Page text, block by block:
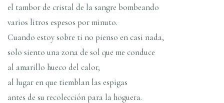
el tambor de cristal de la sangre bombeando
varios litros espesos por minuto.
Cuando estoy sobre ti no pienso en casi nada,
solo siento una zona de sol que me conduce
al amarillo hueco del calor,
al lugar en que tiemblan las espigas
antes de su recolección para la hoguera.